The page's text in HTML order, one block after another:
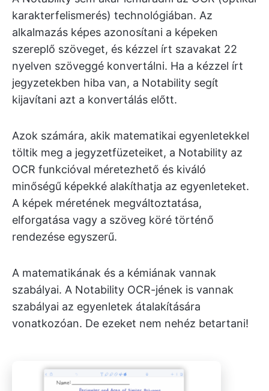
karakterfelismerés) technológiában. Az
alkalmazás képes azonosítani a képeken
szereplő szöveget, és kézzel írt szavakat 22
nyelven szöveggé konvertálni. Ha a kézzel írt
jegyzetekben hiba van, a Notability segít
kijavítani azt a konvertálás előtt.
Azok számára, akik matematikai egyenletekkel
töltik meg a jegyzetfüzeteiket, a Notability az
OCR funkcióval méretezhető és kiváló
minőségű képekké alakíthatja az egyenleteket.
A képek méretének megváltoztatása,
elforgatása vagy a szöveg köré történő
rendezése egyszerű.
A matematikának és a kémiának vannak
szabályai. A Notability OCR-jének is vannak
szabályai az egyenletek átalakítására
vonatkozóan. De ezeket nem nehéz betartani!